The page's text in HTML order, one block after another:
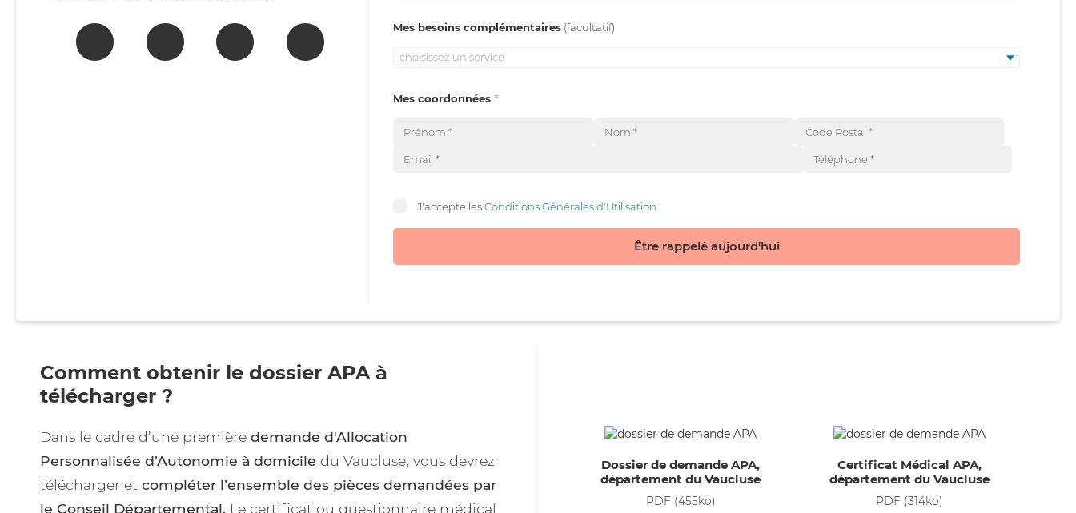
Mes besoins complémentaires
choisissez un service
Mes coordonnées
J'accepte lesConditions Générales d'Utilisation
Être rappelé aujourd'hui
Comment obtenir le dossier APA à
télécharger ?
Dans le cadre d’une première demande d'Allocation
Personnalisée d’Autonomie à domicile du Vaucluse, vous devrez
télécharger et compléter l’ensemble des pièces demandées par
le Conseil Départemental. Le certificat ou questionnaire médical
Dossier de demande APA,
département du Vaucluse
PDF(455ko)
Certificat Médical APA,
département du Vaucluse
PDF (314ko)